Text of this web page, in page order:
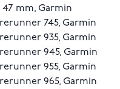
47 mm, Garmin
745, Garmin
935, Garmin
945, Garmin
955, Garmin
965, Garmin